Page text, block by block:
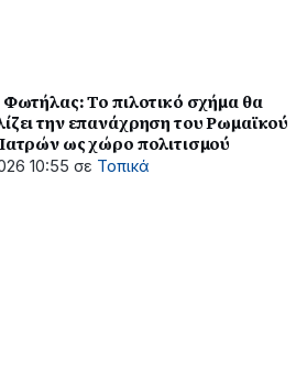
Το πιλοτικό σχήμα θα
την επανάχρηση του Ρωμαϊκού
ως χώρο πολιτισμού
10:55 σε Τοπικά